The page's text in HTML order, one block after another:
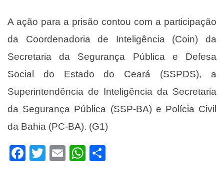
A ação para a prisão contou com a participação
da Coordenadoria de Inteligência (Coin) da
Secretaria da Segurança Pública e Defesa
Social do Estado do Ceará (SSPDS), a
Superintendência de Inteligência da Secretaria
da Segurança Pública (SSP-BA) e Polícia Civil
da Bahia (PC-BA). (G1)
Facebook
Twitter
EmailWhatsApp